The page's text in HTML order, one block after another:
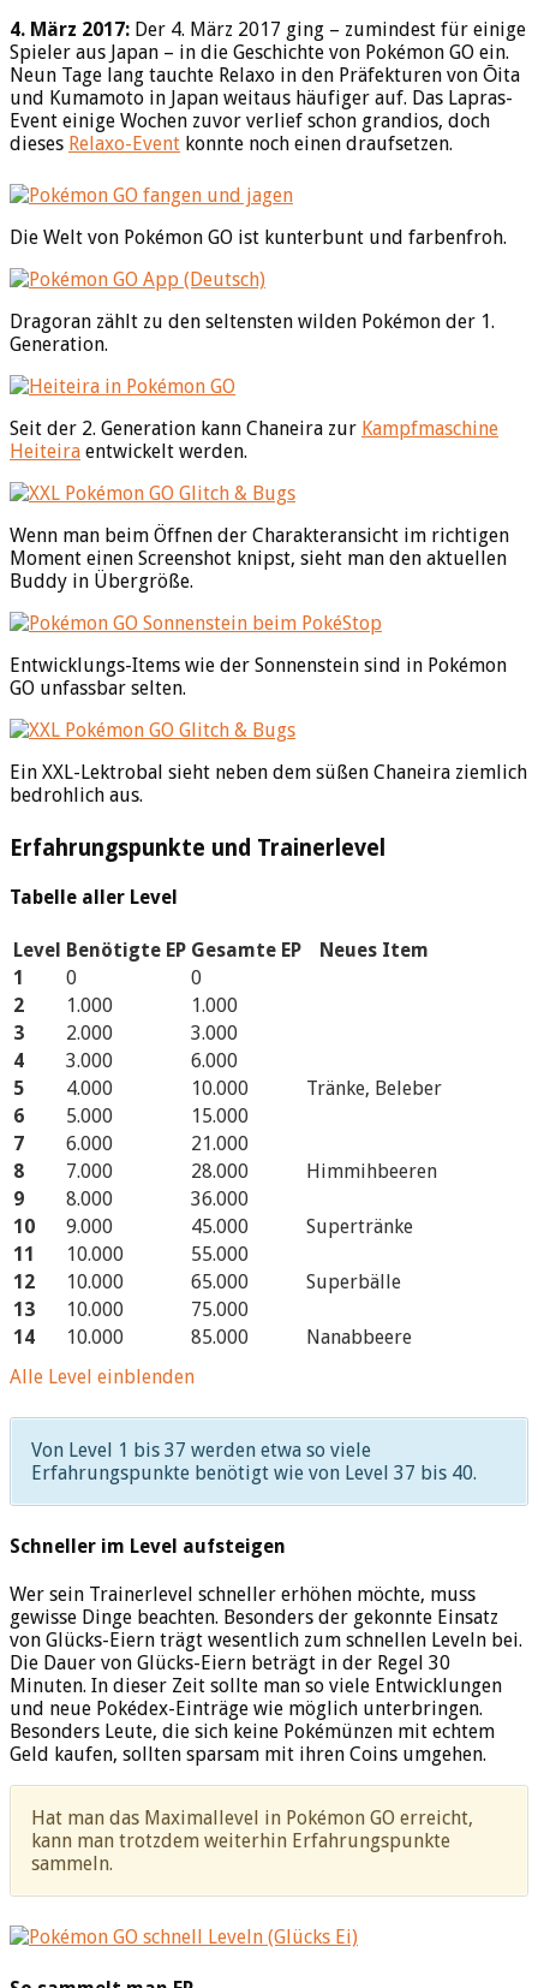
4. März 2017: Der 4. März 2017 ging – zumindest für einige
Spieler aus Japan – in die Geschichte von Pokémon GO ein.
Neun Tage lang tauchte Relaxo in den Präfekturen von Ōita
und Kumamoto in Japan weitaus häufiger auf. Das Lapras-
Event einige Wochen zuvor verlief schon grandios, doch
dieses Relaxo-Event konnte noch einen draufsetzen.
Die Welt von Pokémon GO ist kunterbunt und farbenfroh.
Dragoran zählt zu den seltensten wilden Pokémon der 1.
Generation.
Seit der 2. Generation kann Chaneira zur Kampfmaschine
Heiteira entwickelt werden.
Wenn man beim Öffnen der Charakteransicht im richtigen
Moment einen Screenshot knipst, sieht man den aktuellen
Buddy in Übergröße.
Entwicklungs-Items wie der Sonnenstein sind in Pokémon
GO unfassbar selten.
Ein XXL-Lektrobal sieht neben dem süßen Chaneira ziemlich
bedrohlich aus.
Erfahrungspunkte und Trainerlevel
Tabelle aller Level
Level Benötigte EP Gesamte EP
Neues Item
1
0
0
2
1.000
1.000
3
2.000
3.000
4
3.000
6.000
5
4.000 10.000
Tränke, Beleber
6
5.000
15.000
7
6.000
21.000
8
7.000 28.000
Himmihbeeren
9
8.000
36.000
10
9.000 45.000
Supertränke
11
10.000
55.000
12
10.000 65.000
Superbälle
13
10.000
75.000
14
10.000 85.000
Nanabbeere
15
15.000
17
20.000
140.000
18
20.000 160.000
Sananabeere
19
25.000
185.000
20
25.000 210.000
Hyperbälle
22
75.000
335.000
23
100.000
435.000
24
125.000
560.000
25
150.000 710.000
Top-Tränke
26
190.000
900.000
27
200.000
1.100.000
28
250.000
1.350.000
29
300.000
1.650.000
31
500.000
2.500.000
32
500.000
3.000.000
33
750.000
36
1.500.000
7.500.000
Alle Level einblenden
Von Level 1 bis 37 werden etwa so viele
Erfahrungspunkte benötigt wie von Level 37 bis 40.
Schneller im Level aufsteigen
Wer sein Trainerlevel schneller erhöhen möchte, muss
gewisse Dinge beachten. Besonders der gekonnte Einsatz
von Glücks-Eiern trägt wesentlich zum schnellen Leveln bei.
Die Dauer von Glücks-Eiern beträgt in der Regel 30
Minuten. In dieser Zeit sollte man so viele Entwicklungen
und neue Pokédex-Einträge wie möglich unterbringen.
Besonders Leute, die sich keine Pokémünzen mit echtem
Geld kaufen, sollten sparsam mit ihren Coins umgehen.
Hat man das Maximallevel in Pokémon GO erreicht,
kann man trotzdem weiterhin Erfahrungspunkte
sammeln.